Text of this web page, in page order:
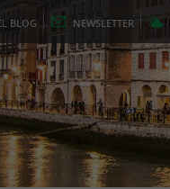
BLOG NEWSLETTER